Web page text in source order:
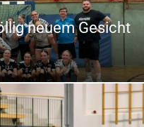
neuem Gesicht